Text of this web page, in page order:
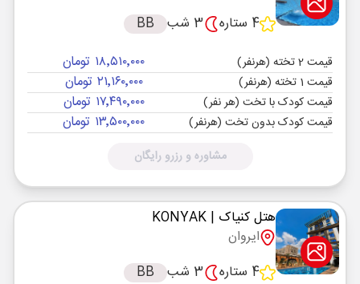
4 ستاره
3 شب BB
قیمت 2 تخته (هرنفر) ۱۸٬۵۱۰٬۰۰۰ تومان
قیمت 1 تخته (هرنفر) ۲۱٬۱۶۰٬۰۰۰ تومان
قیمت کودک با تخت (هر نفر) ۱۷٬۴۹۰٬۰۰۰ تومان
قیمت کودک بدون تخت (هرنفر) ۱۳٬۵۰۰٬۰۰۰ تومان
مشاوره و رزرو رایگان
هتل کنیاک | KONYAK
ایروان
4 ستاره
3 شب BB